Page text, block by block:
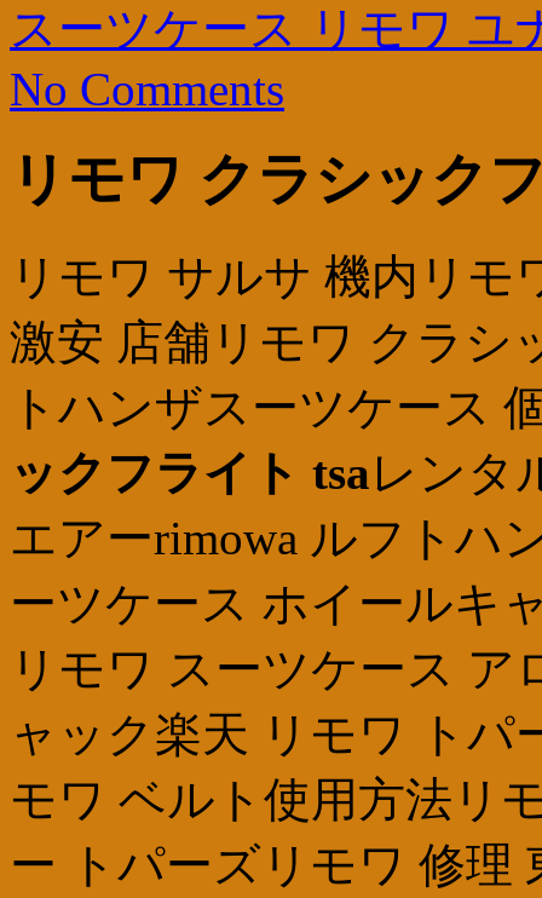
スーツケース リモワ ユ
No Comments
リモワ クラシック
リモワ サルサ 機内リ
激安 店舗リモワ クラシ
トハンザスーツケース
ックフライト tsaレンタ
エアーrimowa ルフトハ
ーツケース ホイールキ
リモワ スーツケース
ャック楽天 リモワ ト
モワ ベルト使用方法リ
ー トパーズリモワ 修理